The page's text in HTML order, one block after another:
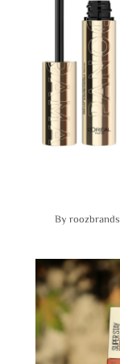
roozbrands